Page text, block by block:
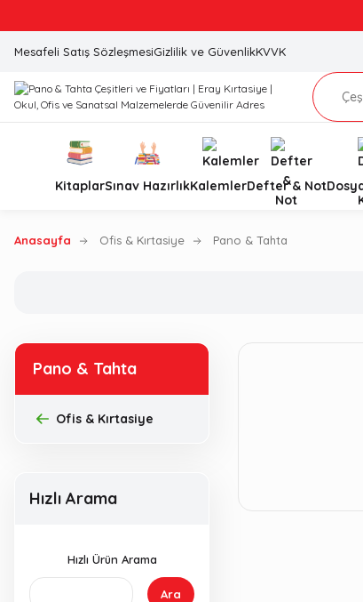
Mesafeli Satış SözleşmesiGizlilik ve GüvenlikKVVK
KitaplarSınav HazırlıkKalemlerDefter & Not
Anasayfa Ofis & Kırtasiye Pano & Tahta
Pano & Tahta
Ofis & Kırtasiye
Hızlı Arama
Hızlı Ürün Arama
Ara